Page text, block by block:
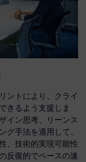
ントにより、クライ
きるよう支援しま
イン思考、リーンス
グ手法を適用して、
、技術的実現可能性
反復的でペースの速